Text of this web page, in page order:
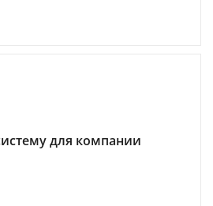
для компании